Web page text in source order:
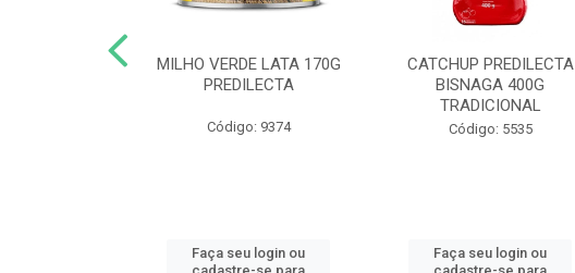
MILHO VERDE LATA 170G
PREDILECTA
Código: 9374
Faça seu login ou
CATCHUP PREDILECTA
BISNAGA 400G
TRADICIONAL
Código: 5535
Faça seu login ou